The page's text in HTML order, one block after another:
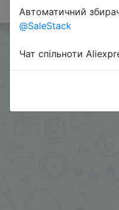
Автоматичний
@SaleStack
Чат спільноти